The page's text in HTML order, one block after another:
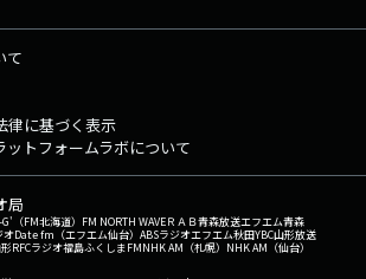
て
律に基づく表示
ットフォームラボについて
局
（FM北海道） FM NORTH WAVEＲＡＢ青森放送エフエム青森
オDate fm（エフエム仙台） ABSラジオエフエム秋田YBC山形放送
RFCラジオ福島ふくしまFMNHK AM（札幌） NHK AM（仙台）